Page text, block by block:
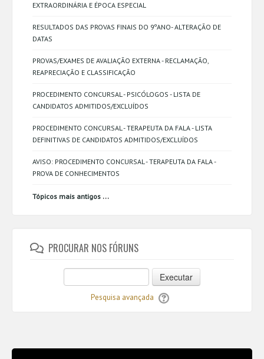
EXTRAORDINÁRIA E ÉPOCA ESPECIAL
RESULTADOS DAS PROVAS FINAIS DO 9ºANO- ALTERAÇÃO DE
DATAS
PROVAS/EXAMES DE AVALIAÇÃO EXTERNA - RECLAMAÇÃO,
REAPRECIAÇÃO E CLASSIFICAÇÃO
PROCEDIMENTO CONCURSAL - PSICÓLOGOS - LISTA DE
CANDIDATOS ADMITIDOS/EXCLUÍDOS
PROCEDIMENTO CONCURSAL - TERAPEUTA DA FALA - LISTA
DEFINITIVAS DE CANDIDATOS ADMITIDOS/EXCLUÍDOS
AVISO: PROCEDIMENTO CONCURSAL - TERAPEUTA DA FALA -
PROVA DE CONHECIMENTOS
Tópicos mais antigos ...
PROCURAR NOS FÓRUNS
Executar
Pesquisa avançada